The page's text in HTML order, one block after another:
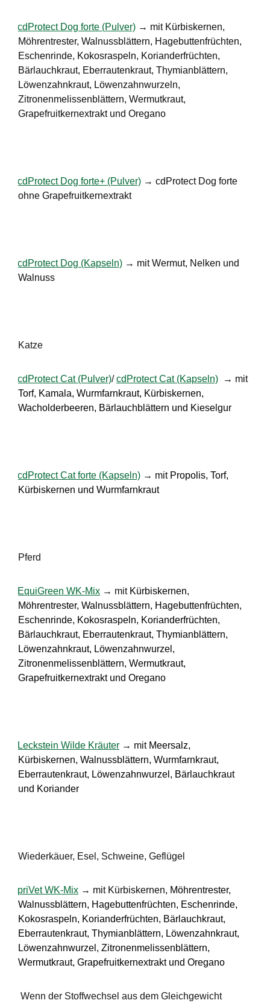
cdProtect Dog forte (Pulver) → mit Kürbiskernen,
Möhrentrester, Walnussblättern, Hagebuttenfrüchten,
Eschenrinde, Kokosraspeln, Korianderfrüchten,
Bärlauchkraut, Eberrautenkraut, Thymianblättern,
Löwenzahnkraut, Löwenzahnwurzeln,
Zitronenmelissenblättern, Wermutkraut,
Grapefruitkernextrakt und Oregano
cdProtect Dog forte+ (Pulver) → cdProtect Dog forte
ohne Grapefruitkernextrakt
cdProtect Dog (Kapseln) → mit Wermut, Nelken und
Walnuss
Katze
cdProtect Cat (Pulver)/cdProtect Cat (Kapseln)
→ mit
Torf, Kamala, Wurmfarnkraut, Kürbiskernen,
Wacholderbeeren, Bärlauchblättern und Kieselgur
cdProtect Cat forte (Kapseln) → mit Propolis, Torf,
Kürbiskernen und Wurmfarnkraut
Pferd
EquiGreen WK-Mix → mit Kürbiskernen,
Möhrentrester, Walnussblättern, Hagebuttenfrüchten,
Eschenrinde, Kokosraspeln, Korianderfrüchten,
Bärlauchkraut, Eberrautenkraut, Thymianblättern,
Löwenzahnkraut, Löwenzahnwurzel,
Zitronenmelissenblättern, Wermutkraut,
Grapefruitkernextrakt und Oregano
Leckstein Wilde Kräuter → mit Meersalz,
Kürbiskernen, Walnussblättern, Wurmfarnkraut,
Eberrautenkraut, Löwenzahnwurzel, Bärlauchkraut
und Koriander
Wiederkäuer, Esel, Schweine, Geflügel
priVet WK-Mix → mit Kürbiskernen, Möhrentrester,
Walnussblättern, Hagebuttenfrüchten, Eschenrinde,
Kokosraspeln, Korianderfrüchten, Bärlauchkraut,
Eberrautenkraut, Thymianblättern, Löwenzahnkraut,
Löwenzahnwurzel, Zitronenmelissenblättern,
Wermutkraut, Grapefruitkernextrakt und Oregano
Wenn der Stoffwechsel aus dem Gleichgewicht